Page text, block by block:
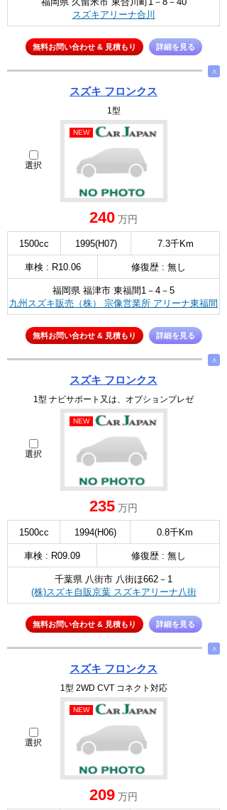
スズキアリーナ合川
無料お問い合わせ & 見積もり 詳細を見る
∧
スズキ フロンクス
1型
選択
NEW
240 万円
1500cc 1995(H07) 7.3千Km
車検 : R10.06 修復歴 : 無し
福岡県 福津市 東福間1－4－5
九州スズキ販売（株） 宗像営業所 アリーナ東福間
無料お問い合わせ & 見積もり 詳細を見る
∧
スズキ フロンクス
1型 ナビサポート又は、オプションプレゼ
選択
NEW
235 万円
1500cc 1994(H06) 0.8千Km
車検 : R09.09 修復歴 : 無し
千葉県 八街市 八街ほ662－1
(株)スズキ自販京葉 スズキアリーナ八街
無料お問い合わせ & 見積もり 詳細を見る
∧
スズキ フロンクス
1型 2WD CVT コネクト対応
選択
NEW
209 万円